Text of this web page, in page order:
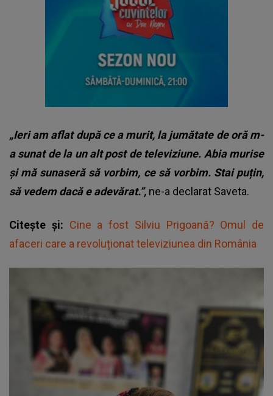
„Ieri am aflat după ce a murit, la jumătate de oră m-
a sunat de la un alt post de televiziune. Abia murise
și mă sunaseră să vorbim, ce să vorbim. Stai puțin,
să vedem dacă e adevărat.”, ne-a declarat Saveta.
Citește și: Cine a fost Silviu Prigoană? Omul de
afaceri care a revoluționat televiziunea din România